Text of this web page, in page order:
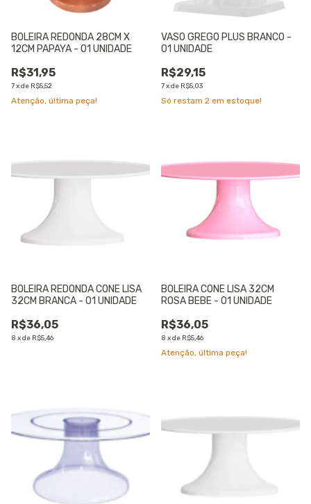
BOLEIRA REDONDA 28CM X
12CM PAPAYA - 01 UNIDADE
R$31,95
7xde R$5,52
Atenção, última peça!
VASO GREGO PLUS BRANCO -
01 UNIDADE
R$29,15
7xde R$5,03
Só restam 2 em estoque!
BOLEIRA REDONDA CONE LISA
32CM BRANCA - 01 UNIDADE
R$36,05
8 xde R$5,46
BOLEIRA CONE LISA 32CM
ROSA BEBE - 01 UNIDADE
R$36,05
8 xde R$5,46
Atenção, última peça!